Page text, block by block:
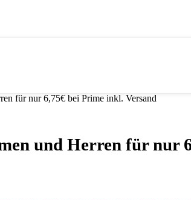
für nur 6,75€ bei Prime inkl. Versand
und Herren für nur